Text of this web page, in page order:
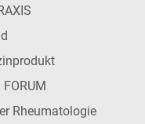
FORUM
Rheumatologie